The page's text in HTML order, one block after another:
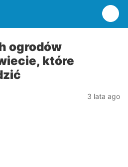
ogrodów
które
3 lata ago